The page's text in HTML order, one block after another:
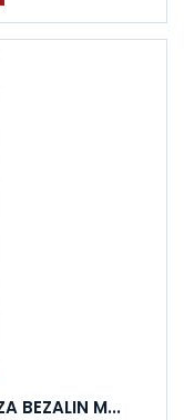
BEZALIN M...